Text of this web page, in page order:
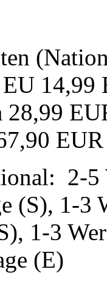
28,99
2-5
(S), 1-3
1-3
(E)